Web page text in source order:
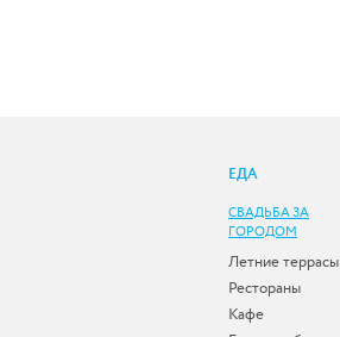
ЕДА
СВАДЬБА ЗА
ГОРОДОМ
Летние террасы
Рестораны
Кафе